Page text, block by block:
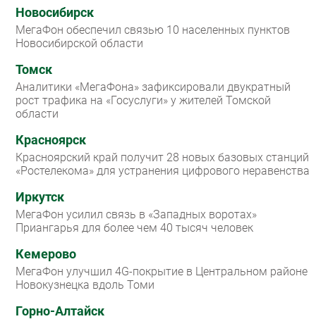
Новосибирск
МегаФон обеспечил связью 10 населенных пунктов
Новосибирской области
Томск
Аналитики «МегаФона» зафиксировали двукратный
рост трафика на «Госуслуги» у жителей Томской
области
Красноярск
Красноярский край получит 28 новых базовых станций
«Ростелекома» для устранения цифрового неравенства
Иркутск
МегаФон усилил связь в «Западных воротах»
Приангарья для более чем 40 тысяч человек
Кемерово
МегаФон улучшил 4G-покрытие в Центральном районе
Новокузнецка вдоль Томи
Горно-Алтайск